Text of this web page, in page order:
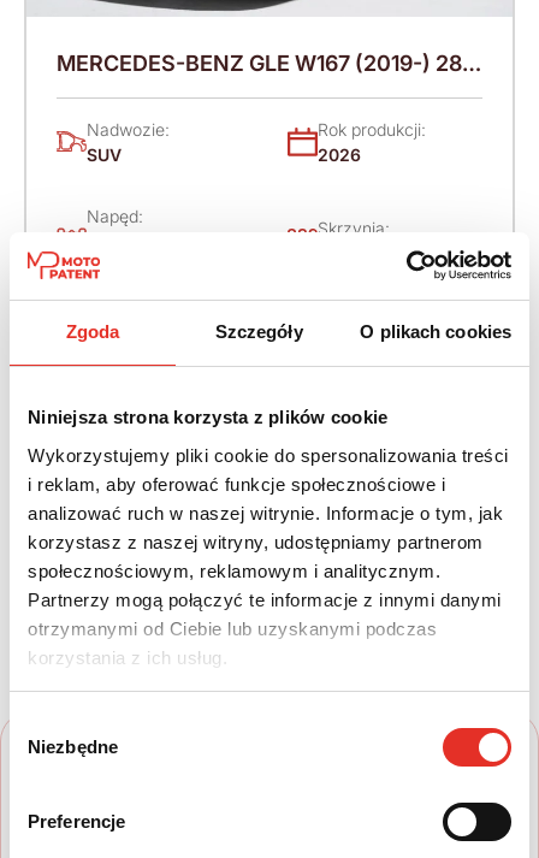
Zgoda Szczegóły O plikach cookies
Niniejsza strona korzysta z plików cookie
Wykorzystujemy pliki cookie do spersonalizowania treści
i reklam, aby oferować funkcje społecznościowe i
analizować ruch w naszej witrynie. Informacje o tym, jak
korzystasz z naszej witryny, udostępniamy partnerom
społecznościowym, reklamowym i analitycznym.
Partnerzy mogą połączyć te informacje z innymi danymi
otrzymanymi od Ciebie lub uzyskanymi podczas
korzystania z ich usług.
Wybór
zgody
Niezbędne
Preferencje
MERCEDES-BENZ GLE W167 (2019-) 286
KM (2026)
Nadwozie:
SUV
Rok produkcji:
2026
Napęd:
automatycznie
Skrzynia:
Dwusprzęgłowa
Paliwo:
Moc (KM):
Leasing netto od:
5 293 zł
6 510 zł brutto / msc.
Cena brutto:
416 917 zł
Twój nowy samochód w kilku
prostych krokach